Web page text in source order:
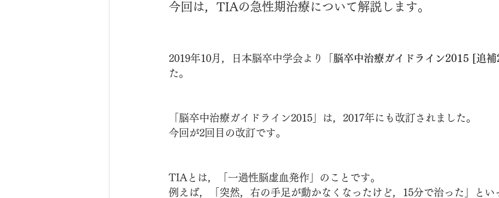
今回は，TIAの急性期治療について解説します。
2019年10月，日本脳卒中学会より「 脳卒中治療ガイドライン2015 [追補
た。
「脳卒中治療ガイドライン2015」は，2017年にも改訂されました。
今回が2回目の改訂です。
TIAとは，「一過性脳虚血発作」のことです。
例えば，「突然，右の手足が動かなくなったけど，15分で治った」とい